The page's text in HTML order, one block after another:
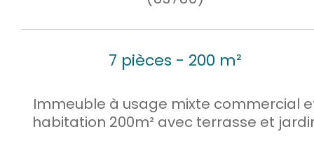
7 pièces - 200 m²
Immeuble à usage mixte commercial
habitation 200m² avec terrasse et